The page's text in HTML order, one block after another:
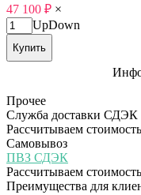
47 100 ₽ ×
UpDown
Купить
Прочее
Служба доставки СДЭК
Рассчитываем
Самовывоз
ПВЗ СДЭК
Рассчитываем
Преимущества для